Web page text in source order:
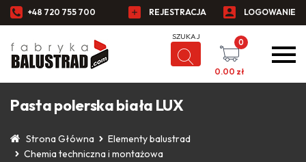
+48 720 755 700 REJESTRACJA LOGOWANIE
0
0.00 zł
Pasta polerska biała LUX
Strona Główna
Elementy balustrad
Chemia techniczna i montażowa